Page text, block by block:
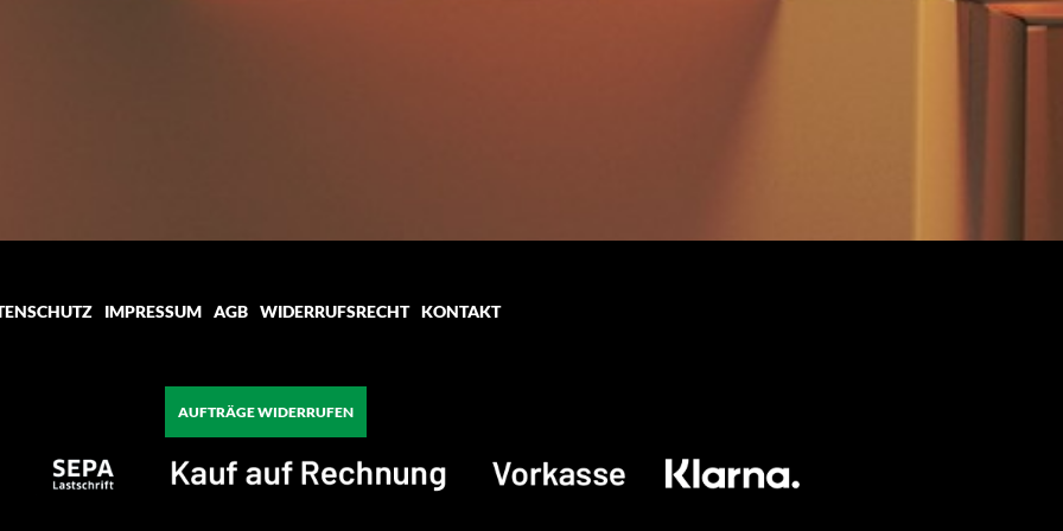
IMPRESSUM AGB WIDERRUFSRECHT KONTAKT
AUFTRÄGE WIDERRUFEN